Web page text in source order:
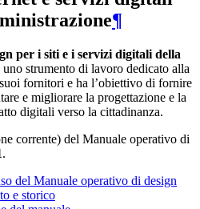
¶
per i siti e i servizi digitali della
uno strumento di lavoro dedicato alla
fornitori e ha l’obiettivo di fornire
e migliorare la progettazione e la
digitali verso la cittadinanza.
corrente) del Manuale operativo di
.
del Manuale operativo di design
e storico